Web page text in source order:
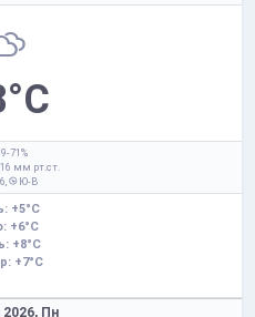
71%
мм рт.ст.
Ю-В
+5°C
+6°C
+8°C
+7°C
Пн